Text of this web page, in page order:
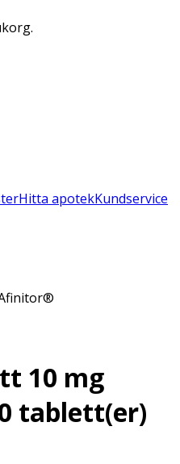
Hitta apotekKundservice
10 mg
tablett(er)